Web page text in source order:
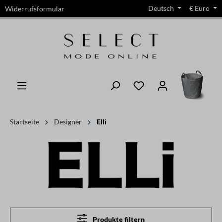
springen
Widerrufsformular Deutsch € Euro
Startseite Designer Elli
Produkte filtern